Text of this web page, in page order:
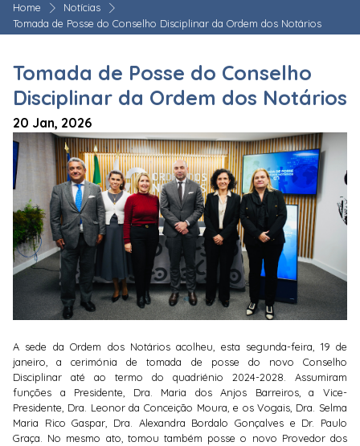
Home
Notícias
Tomada de Posse do Conselho Disciplinar da Ordem dos Notários
Tomada de Posse do Conselho
Disciplinar da Ordem dos Notários
20 Jan, 2026
A sede da Ordem dos Notários acolheu, esta segunda-feira, 19 de
janeiro, a cerimónia de tomada de posse do novo Conselho
Disciplinar até ao termo do quadriénio 2024-2028. Assumiram
funções a Presidente, Dra. Maria dos Anjos Barreiros, a Vice-
Presidente, Dra. Leonor da Conceição Moura, e os Vogais, Dra. Selma
Maria Rico Gaspar, Dra. Alexandra Bordalo Gonçalves e Dr. Paulo
Graça. No mesmo ato, tomou também posse o novo Provedor dos